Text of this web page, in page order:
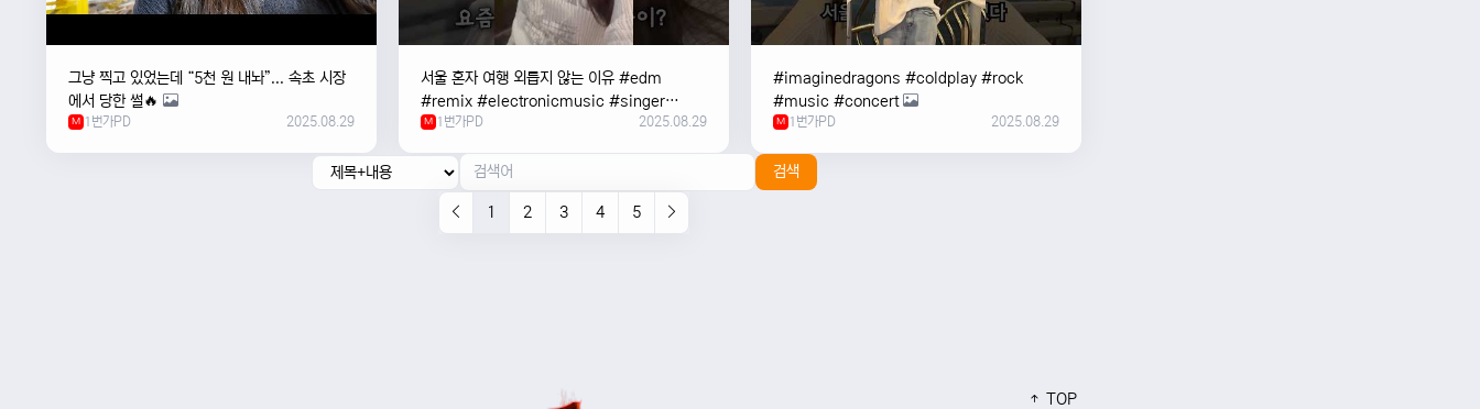
그냥 찍고 있었는데 “5천 원 내놔”... 속초 시장
에서 당한 썰🔥
M 1번가PD 2025.08.29
서울 혼자 여행 외릅지 않는 이유 #edm
#remix #electronicmusic #singer
#newmusic #music #여행 #trending
M 1번가PD 2025.08.29
#imaginedragons #coldplay #rock
#music #concert
M 1번가PD 2025.08.29
검색
1 2 3 4 5
TOP